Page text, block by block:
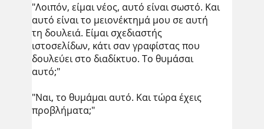
"Λοιπόν, είμαι νέος, αυτό είναι σωστό. Και
αυτό είναι το μειονέκτημά μου σε αυτή
τη δουλειά. Είμαι σχεδιαστής
ιστοσελίδων, κάτι σαν γραφίστας που
δουλεύει στο διαδίκτυο. Το θυμάσαι
αυτό;"
"Ναι, το θυμάμαι αυτό. Και τώρα έχεις
προβλήματα;"